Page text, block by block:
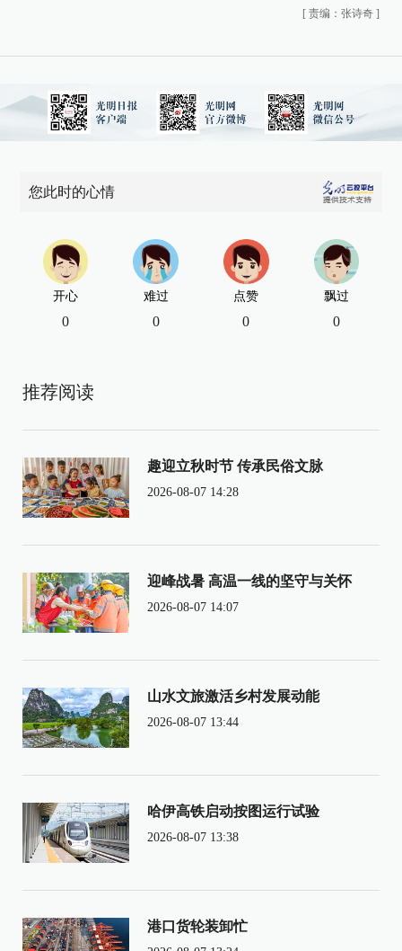
[ 责编：张诗奇 ]
您此时的心情
开心
0
难过
0
点赞
0
飘过
0
推荐阅读
趣迎立秋时节 传承民俗文脉
2026-08-07 14:28
迎峰战暑 高温一线的坚守与关怀
2026-08-07 14:07
山水文旅激活乡村发展动能
2026-08-07 13:44
哈伊高铁启动按图运行试验
2026-08-07 13:38
港口货轮装卸忙